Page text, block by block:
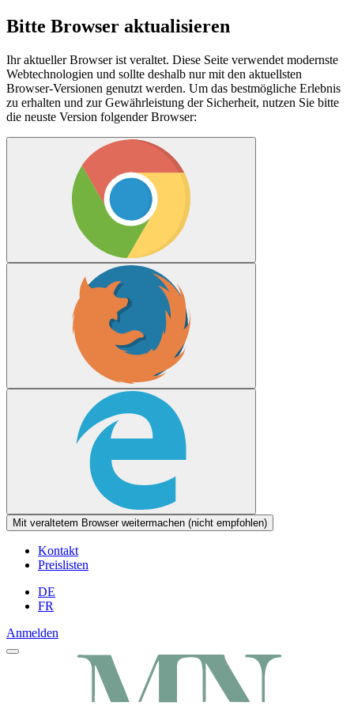
Bitte Browser aktualisieren
Ihr aktueller Browser ist veraltet. Diese Seite verwendet modernste
Webtechnologien und sollte deshalb nur mit den aktuellsten
Browser-Versionen genutzt werden. Um das bestmögliche Erlebnis
zu erhalten und zur Gewährleistung der Sicherheit, nutzen Sie bitte
die neuste Version folgender Browser:
Mit veraltetem Browser weitermachen (nicht empfohlen)
Kontakt
Preislisten
DE
FR
Anmelden